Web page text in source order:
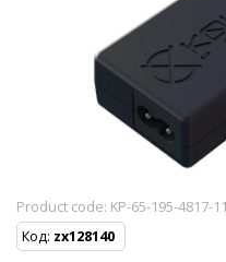
Product code: KP-65-195-4817-
Код: zx128140